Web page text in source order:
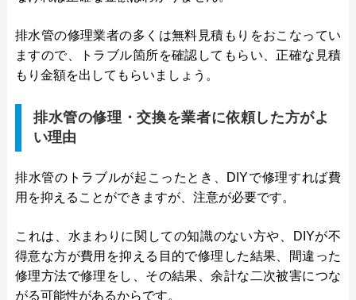
排水管の修理業者の多くは無料見積もりをおこなってい
ますので、トラブル箇所を確認してもらい、正確な見積
もり金額を出してもらいましょう。
排水管の修理・交換を業者に依頼した方がよ
い理由
排水管のトラブルが起こったとき、DIYで修理すれば費
用を抑えることができますが、注意が必要です。
これは、水まわりに関しての知識のない方や、DIYが不
得意な方が費用を抑える目的で修理した結果、間違った
修理方法で修理をし、その結果、余計な二次被害につな
がる可能性があるからです。